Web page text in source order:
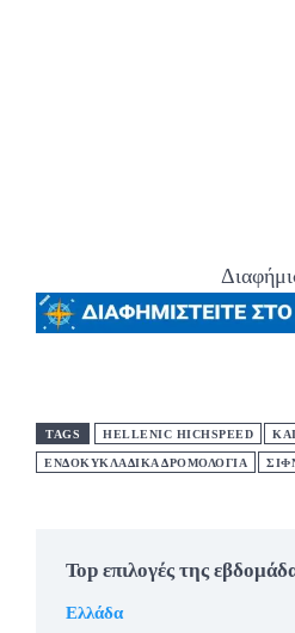
TAGS HELLENIC HICHSPEED
ΕΝΔΟΚΥΚΛΑΔΙΚΆ ΔΡΟΜΟΛΌΓΙΑ
Top επιλογές της
Ελλάδα